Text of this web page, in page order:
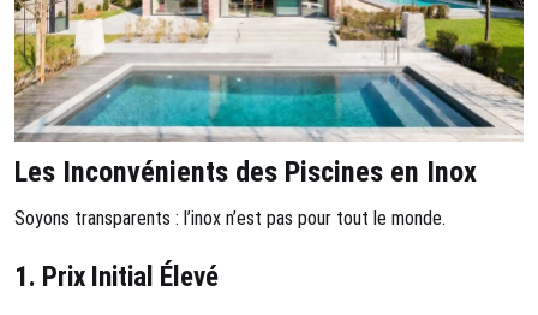
Les Inconvénients des Piscines en Inox
Soyons transparents : l’inox n’est pas pour tout le monde.
1. Prix Initial Élevé